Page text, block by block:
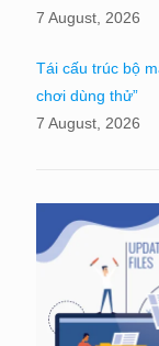
7 August, 2026
Tái cấu trúc bộ
chơi dùng thử”
7 August, 2026